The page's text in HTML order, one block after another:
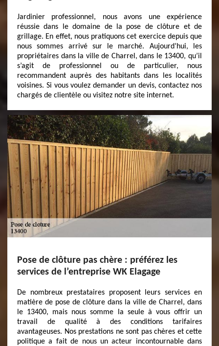
Jardinier professionnel, nous avons une expérience
réussie dans le domaine de la pose de clôture et de
grillage. En effet, nous pratiquons cet exercice depuis que
nous sommes arrivé sur le marché. Aujourd’hui, les
propriétaires dans la ville de Charrel, dans le 13400, qu’il
s’agit de professionnel ou de particulier, nous
recommandent auprès des habitants dans les localités
voisines. Si vous voulez demander un devis, contactez nos
chargés de clientèle ou visitez notre site internet.
Pose de clôture pas chère : préférez les
services de l’entreprise WK Elagage
De nombreux prestataires proposent leurs services en
matière de pose de clôture dans la ville de Charrel, dans
le 13400, mais nous somme la seule à vous offrir un
travail de qualité à des conditions tarifaires
avantageuses. Nos prestations ne sont pas chères et cette
politique a fait de nous un acteur incontournable dans